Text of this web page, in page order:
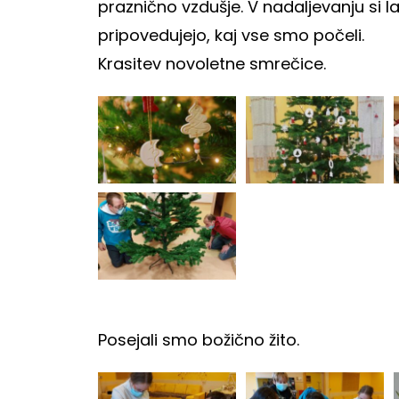
praznično vzdušje. V nadaljevanju si
pripovedujejo, kaj vse smo počeli.
Krasitev novoletne smrečice.
Posejali smo božično žito.